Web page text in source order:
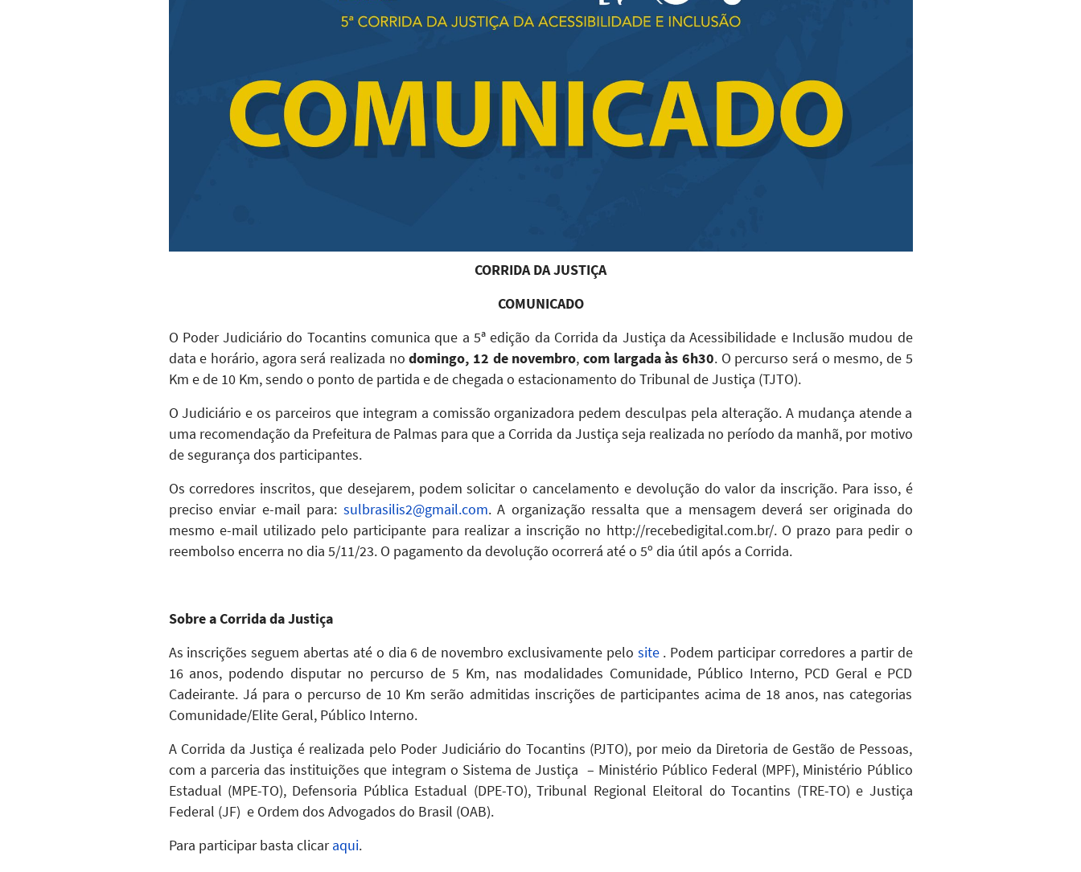
CORRIDA DA JUSTIÇA
COMUNICADO
O Poder Judiciário do Tocantins comunica que a 5ª edição da Corrida da Justiça da Acessibilidade e Inclusão mudou de
data e horário, agora será realizada nodomingo, 12 de novembro, com largada às 6h30. O percurso será o mesmo, de 5
Km e de 10 Km, sendo o ponto de partida e de chegada o estacionamento do Tribunal de Justiça (TJTO).
O Judiciário e os parceiros que integram a comissão organizadora pedem desculpas pela alteração. A mudança atende a
uma recomendação da Prefeitura de Palmas para que a Corrida da Justiça seja realizada no período da manhã, por motivo
de segurança dos participantes.
Os corredores inscritos, que desejarem, podem solicitar o cancelamento e devolução do valor da inscrição. Para isso, é
preciso enviar e-mail para: sulbrasilis2@gmail.com. A organização ressalta que a mensagem deverá ser originada do
mesmo e-mail utilizado pelo participante para realizar a inscrição no http://recebedigital.com.br/. O prazo para pedir o
reembolso encerra no dia 5/11/23. O pagamento da devolução ocorrerá até o 5º dia útil após a Corrida.
Sobre a Corrida da Justiça
As inscrições seguem abertas até o dia 6 de novembro exclusivamente pelo site . Podem participar corredores a partir de
16 anos, podendo disputar no percurso de 5 Km, nas modalidades Comunidade, Público Interno, PCD Geral e PCD
Cadeirante. Já para o percurso de 10 Km serão admitidas inscrições de participantes acima de 18 anos, nas categorias
Comunidade/Elite Geral, Público Interno.
A Corrida da Justiça é realizada pelo Poder Judiciário do Tocantins (PJTO), por meio da Diretoria de Gestão de Pessoas,
com a parceria das instituições que integram o Sistema de Justiça – Ministério Público Federal (MPF), Ministério Público
Estadual (MPE-TO), Defensoria Pública Estadual (DPE-TO), Tribunal Regional Eleitoral do Tocantins (TRE-TO) e Justiça
Federal (JF) e Ordem dos Advogados do Brasil (OAB).
Para participar basta clicaraqui.